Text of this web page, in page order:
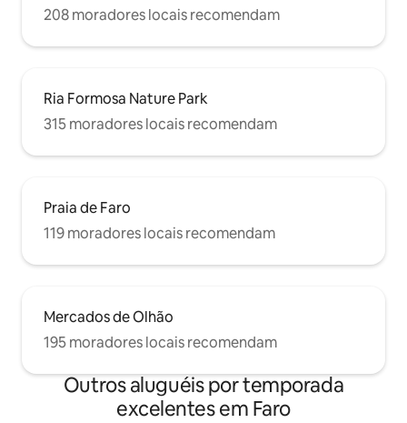
208 moradores locais recomendam
Ria Formosa Nature Park
315 moradores locais recomendam
Praia de Faro
119 moradores locais recomendam
Mercados de Olhão
195 moradores locais recomendam
Outros aluguéis por temporada
excelentes em Faro